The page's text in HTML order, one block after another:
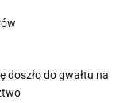
doszło do gwałtu na